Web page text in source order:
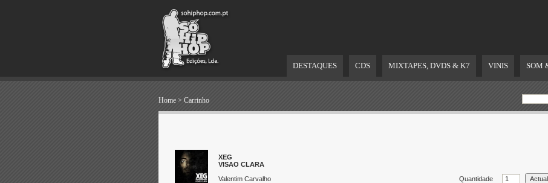
DESTAQUES CDS MIXTAPES, DVDS & K7 VINIS SOM
Home > Carrinho
XEG
VISAO CLARA
Valentim Carvalho Quantidade